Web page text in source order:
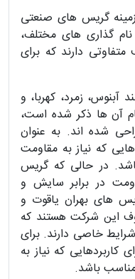
گریس های صنعتی
گذاری های مختلف،
دارند که برای
زمرد، کهربا، و
آن ها ذکر شده است،
شده اند. به عنوان
که نیاز به مقاومت
باشد. در حالی که گریس
در برابر سایش و
های بهران یاقوت و
این شرکت هستند که
خاصی دارند. برای
کاربردهایی که نیاز به
مناسب باشد.